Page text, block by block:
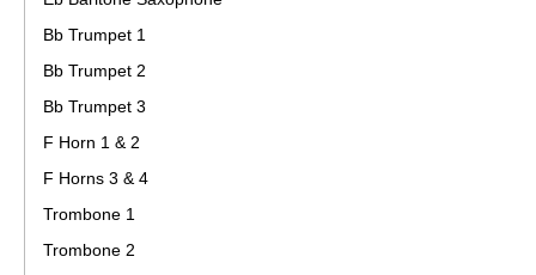
Bb Trumpet 1
Bb Trumpet 2
Bb Trumpet 3
F Horn 1 & 2
F Horns 3 & 4
Trombone 1
Trombone 2